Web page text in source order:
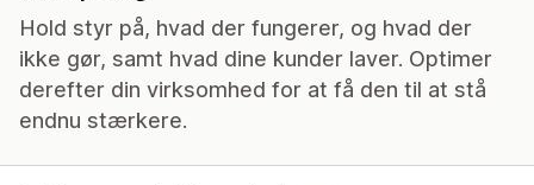
Hold styr på, hvad der fungerer, og hvad der
ikke gør, samt hvad dine kunder laver. Optimer
derefter din virksomhed for at få den til at stå
endnu stærkere.